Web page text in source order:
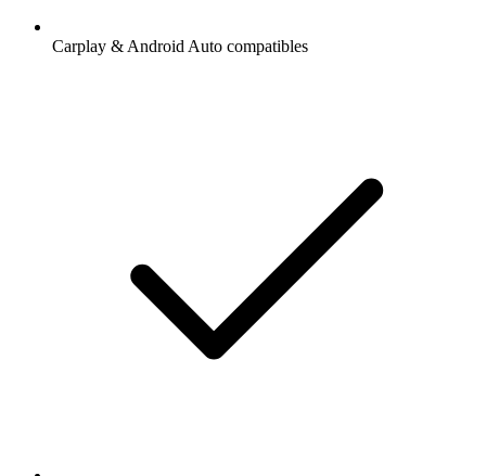
Carplay & Android Auto compatibles